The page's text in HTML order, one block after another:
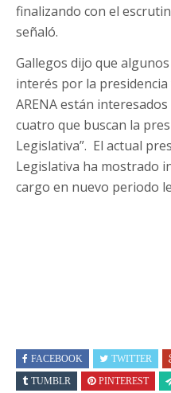
finalizando con el
señaló.
Gallegos dijo que
interés por la
ARENA están
cuatro que buscan la
Legislativa”. El actual
Legislativa ha mostrado
cargo en nuevo periodo
FACEBOOK TWITTER
TUMBLR
PINTEREST